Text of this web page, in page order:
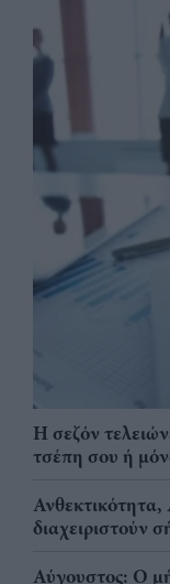
Η σεζόν
τσέπη σου ή
Ανθεκτικότητα,
διαχειριστούν
Αύγουστος: Ο